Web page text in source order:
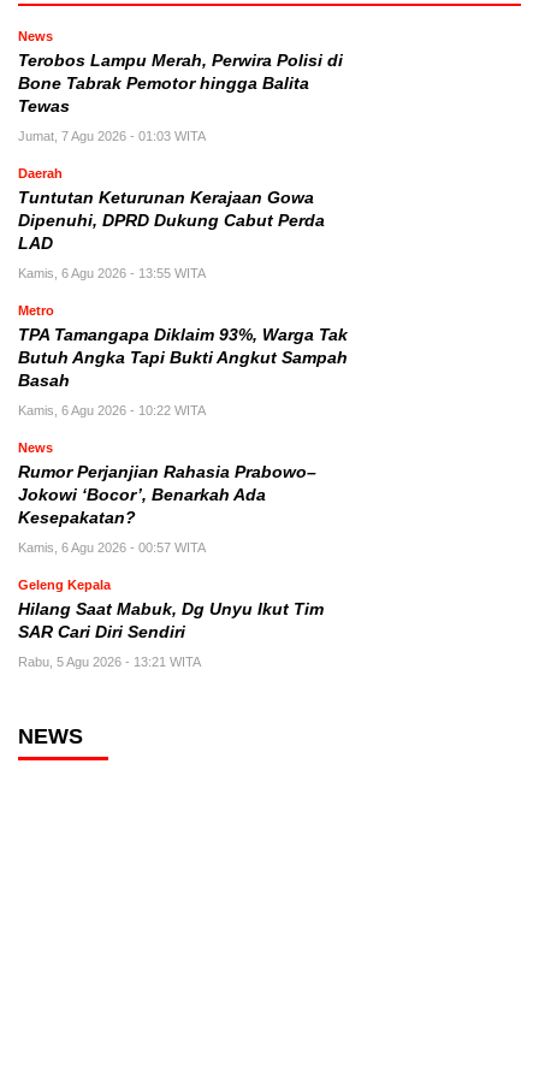
News
Terobos Lampu Merah, Perwira Polisi di
Bone Tabrak Pemotor hingga Balita
Tewas
Jumat, 7 Agu 2026 - 01:03 WITA
Daerah
Tuntutan Keturunan Kerajaan Gowa
Dipenuhi, DPRD Dukung Cabut Perda
LAD
Kamis, 6 Agu 2026 - 13:55 WITA
Metro
TPA Tamangapa Diklaim 93%, Warga Tak
Butuh Angka Tapi Bukti Angkut Sampah
Basah
Kamis, 6 Agu 2026 - 10:22 WITA
News
Rumor Perjanjian Rahasia Prabowo–
Jokowi ‘Bocor’, Benarkah Ada
Kesepakatan?
Kamis, 6 Agu 2026 - 00:57 WITA
Geleng Kepala
Hilang Saat Mabuk, Dg Unyu Ikut Tim
SAR Cari Diri Sendiri
Rabu, 5 Agu 2026 - 13:21 WITA
NEWS